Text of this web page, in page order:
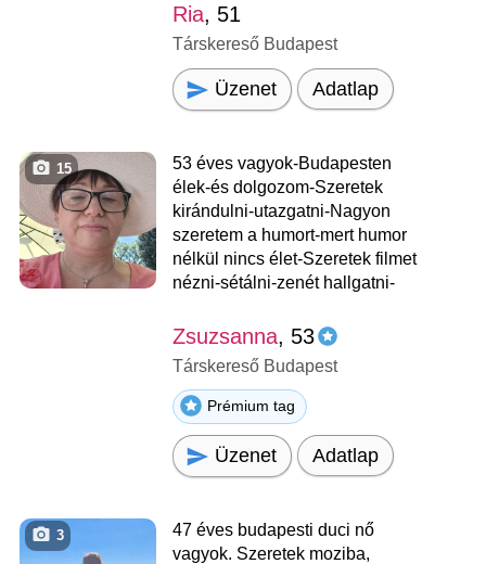
Ria, 51
Társkereső Budapest
Üzenet Adatlap
15
53 éves vagyok-Budapesten
élek-és dolgozom-Szeretek
kirándulni-utazgatni-Nagyon
szeretem a humort-mert humor
nélkül nincs élet-Szeretek filmet
nézni-sétálni-zenét hallgatni-
Zsuzsanna, 53
Társkereső Budapest
Prémium tag
Üzenet Adatlap
3
47 éves budapesti duci nő
vagyok. Szeretek moziba,